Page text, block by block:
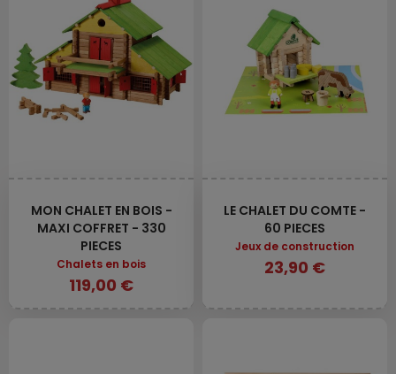
MON CHALET EN BOIS -
MAXI COFFRET - 330
PIECES
Chalets en bois
119,00 €
LE CHALET DU COMTE -
60 PIECES
Jeux de construction
23,90 €